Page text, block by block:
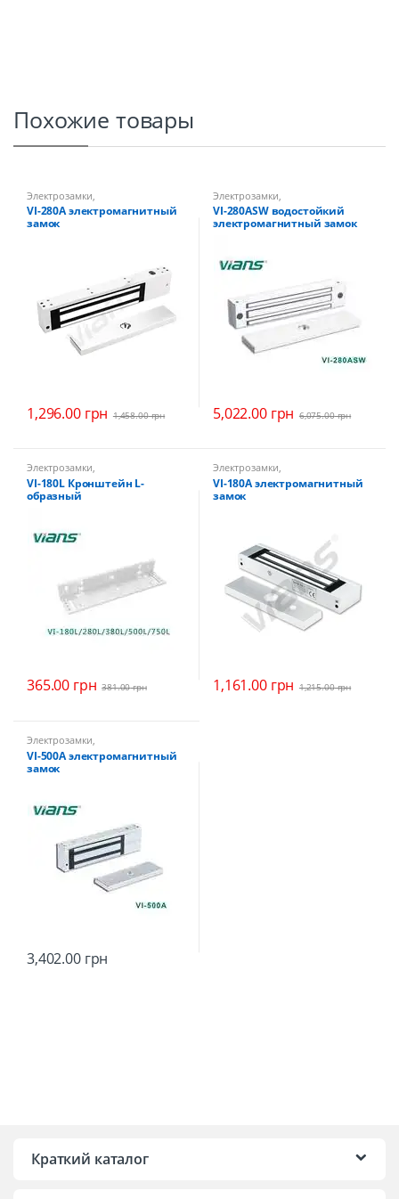
Похожие товары
Электрозамки
Электромагнитные замки
VI-280A электромагнитный
замок
1,296.00грн 1,458.00грн
Электрозамки
Электромагнитные замки
VI-280ASW водостойкий
электромагнитный замок
5,022.00грн 6,075.00грн
Электрозамки,
Электромагнитные замки
VI-180L Кронштейн L-
образный
365.00 грн 381.00грн
Электрозамки,
Электромагнитные замки
VI-180A электромагнитный
замок
1,161.00грн 1,215.00грн
Электрозамки
Электромагнитные замки
VI-500A электромагнитный
замок
3,402.00грн
Краткий каталог